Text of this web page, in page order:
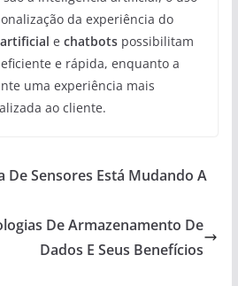
da experiência do
e chatbotspossibilitam
e rápida, enquanto a
uma experiência mais
ao cliente.
De Sensores Está Mudando A
De Armazenamento De
Dados E Seus Benefícios